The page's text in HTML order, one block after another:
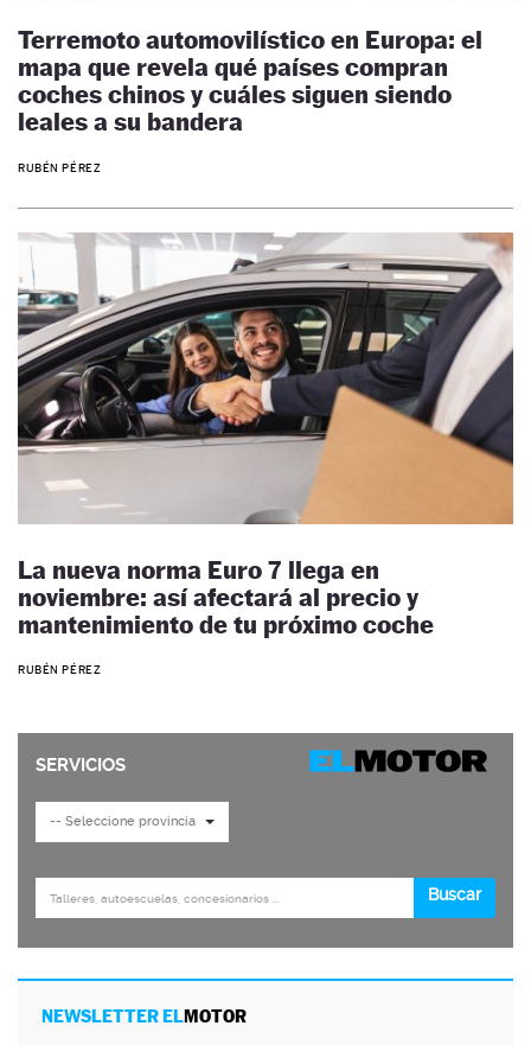
Terremoto automovilístico en Europa: el
mapa que revela qué países compran
coches chinos y cuáles siguen siendo
leales a su bandera
RUBÉN PÉREZ
La nueva norma Euro 7 llega en
noviembre: así afectará al precio y
mantenimiento de tu próximo coche
RUBÉN PÉREZ
NEWSLETTER ELMOTOR